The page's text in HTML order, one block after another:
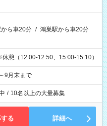
から車20分 / 鴻巣駅から車20分
憩（12:00-12:50、15:00-15:10）
9月末まで
/ 10名以上の大量募集
る 詳細へ